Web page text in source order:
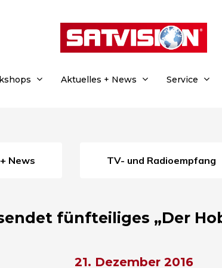
Aktuelles + News Service
News TV- und Radioempfang
fünfteiliges „Der
21. Dezember 2016